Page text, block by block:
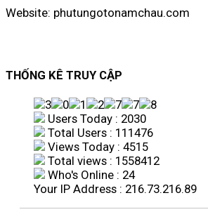
Website: phutungotonamchau.com
THỐNG KÊ TRUY CẬP
Users Today : 2030
Total Users : 111476
Views Today : 4515
Total views : 1558412
Who's Online : 24
Your IP Address : 216.73.216.89